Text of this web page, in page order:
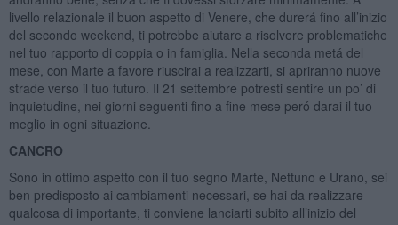
livello relazionale il buon aspetto di Venere, che durerá fino all’inizio
del secondo weekend, ti potrebbe aiutare a risolvere problematiche
nel tuo rapporto di coppia o in famiglia. Nella seconda metá del
mese, con Marte a favore riuscirai a realizzarti, si apriranno nuove
strade verso il tuo futuro. Il 21 settembre potresti sentire un po’ di
inquietudine, nei giorni seguenti fino a fine mese peró darai il tuo
meglio in ogni situazione.
CANCRO
Sono in ottimo aspetto con il tuo segno Marte, Nettuno e Urano, sei
ben predisposto ai cambiamenti necessari, se hai da realizzare
qualcosa di importante, ti conviene lanciarti subito all’inizio del